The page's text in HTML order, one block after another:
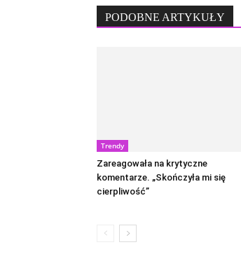
PODOBNE ARTYKUŁY
Trendy
Zareagowała na krytyczne
komentarze. „Skończyła mi się
cierpliwość”